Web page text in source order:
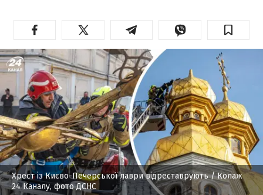
Хрест із Києво-Печерської лаври відреставрують/ Колаж
24 Каналу, фото ДСНС